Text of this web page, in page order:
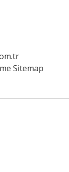
Sitemap